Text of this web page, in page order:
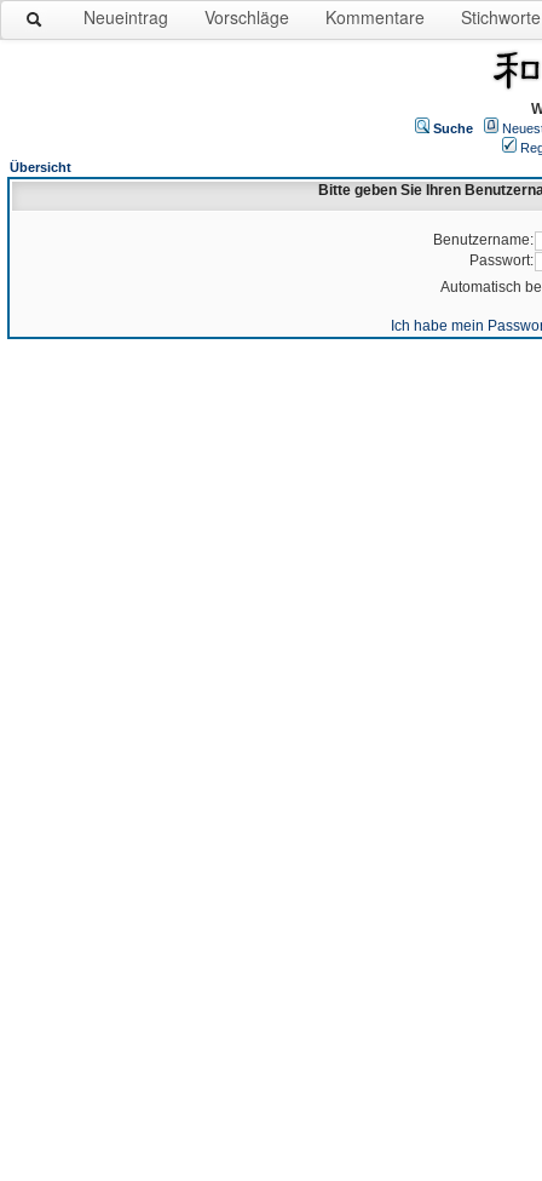
Neueintrag Vorschläge Kommentare Stichworte
Suche
Übersicht
Bitte geben Sie Ihren
Benutzername:
Passwort:
Automatisch
Ich habe mein